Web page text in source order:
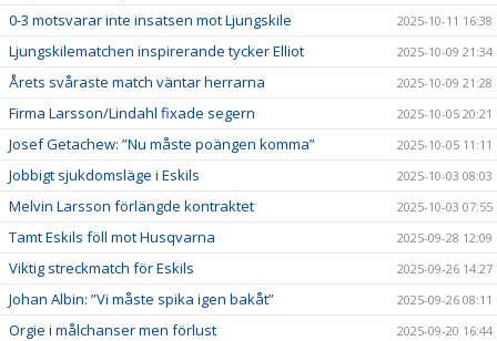
0-3 motsvarar inte insatsen mot Ljungskile 2025-10-11 16:38
Ljungskilematchen inspirerande tycker Elliot 2025-10-09 21:34
Årets svåraste match väntar herrarna 2025-10-09 21:28
Firma Larsson/Lindahl fixade segern 2025-10-05 20:21
Josef Getachew: ”Nu måste poängen komma” 2025-10-05 11:11
Jobbigt sjukdomsläge i Eskils 2025-10-03 08:03
Melvin Larsson förlängde kontraktet 2025-10-03 07:55
Tamt Eskils föll mot Husqvarna 2025-09-28 12:09
Viktig streckmatch för Eskils 2025-09-26 14:27
Johan Albin: ”Vi måste spika igen bakåt” 2025-09-26 08:11
Orgie i målchanser men förlust 2025-09-20 16:44